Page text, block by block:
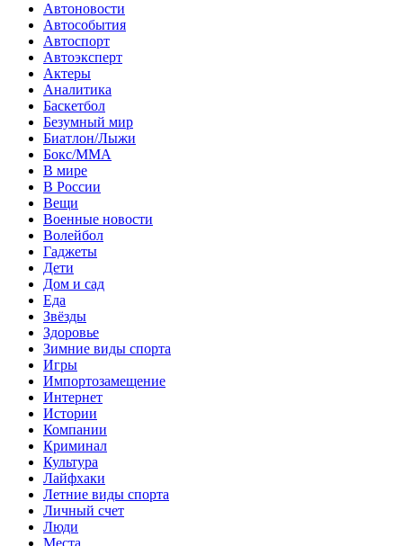
Автоновости
Автособытия
Автоспорт
Автоэксперт
Актеры
Аналитика
Баскетбол
Безумный мир
Биатлон/Лыжи
Бокс/MMA
В мире
В России
Вещи
Военные новости
Волейбол
Гаджеты
Дети
Дом и сад
Еда
Звёзды
Здоровье
Зимние виды спорта
Игры
Импортозамещение
Интернет
Истории
Компании
Криминал
Культура
Лайфхаки
Летние виды спорта
Личный счет
Люди